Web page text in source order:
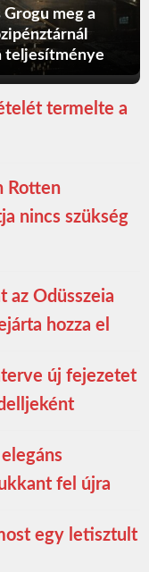
meg a
teljesítménye
termelte a
Rotten
nincs szükség
az Odüsszeia
hozza el
új fejezetet
fel újra
egy letisztult